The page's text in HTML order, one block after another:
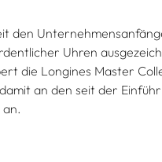
den
Uhren
die Longines Master
an den seit der